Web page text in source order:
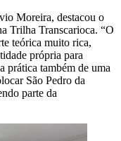
Moreira, destacou o
Trilha Transcarioca. “O
teórica muito rica,
própria para
prática também de uma
São Pedro da
parte da